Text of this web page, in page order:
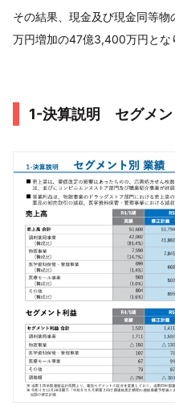
その結果、現金及び現金同等
万円増加の47億3,400万円とな
1-決算説明 セグメン